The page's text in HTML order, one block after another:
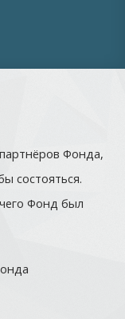
Фонда,
состояться.
Фонд был